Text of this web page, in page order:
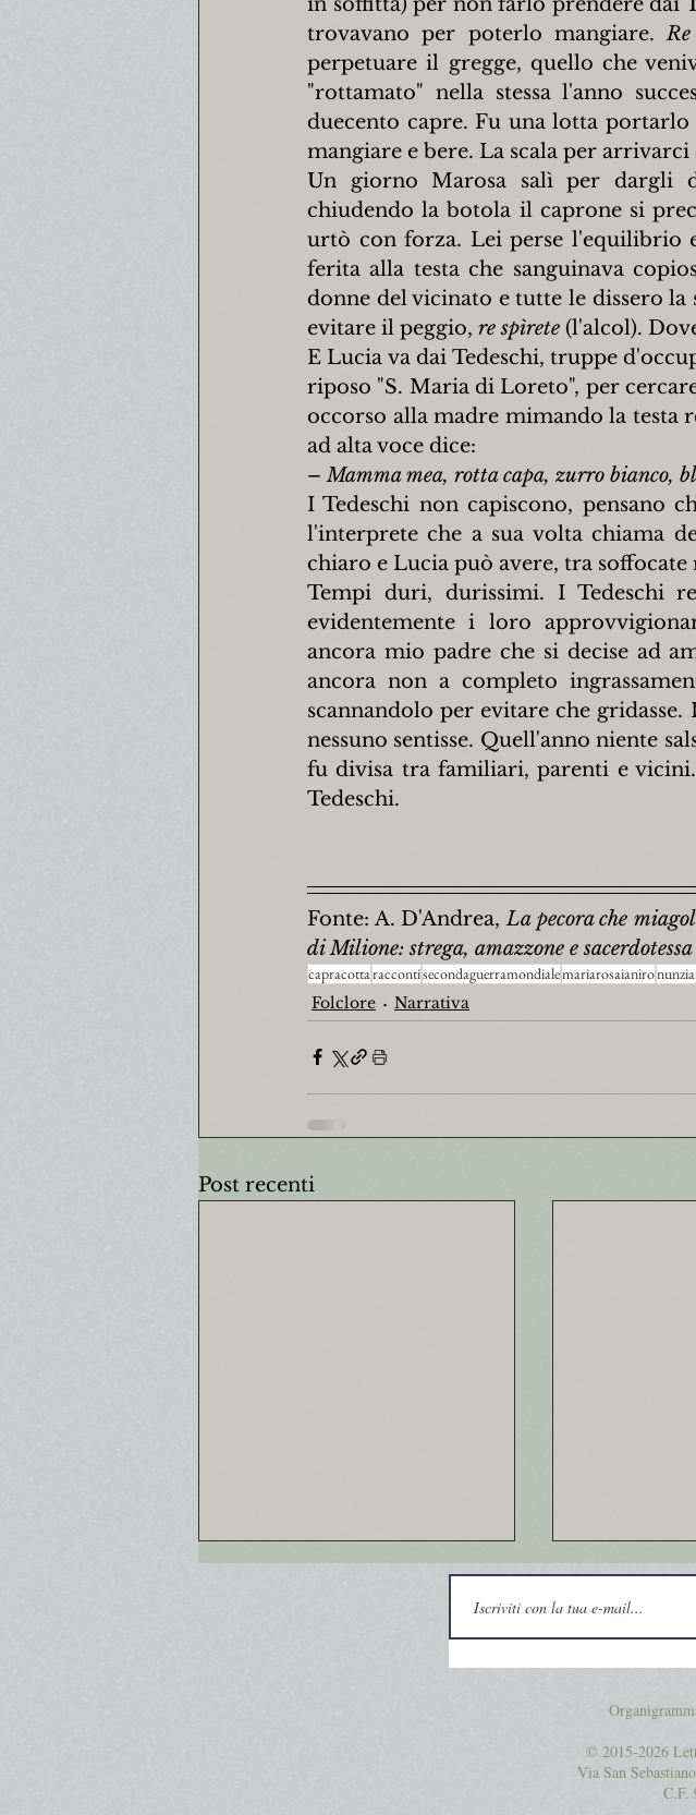
trovavano per poterlo mangiare.
perpetuare il gregge, quello che
"rottamato" nella stessa l'anno
duecento capre. Fu una lotta
mangiare e bere. La scala per
Un giorno Marosa salì per dargli
chiudendo la botola il caprone si
urtò con forza. Lei perse l'equilibrio
ferita alla testa che sanguinava
donne del vicinato e tutte le dissero la
evitare il peggio, re spìrete (l'alcol).
E Lucia va dai Tedeschi, truppe
riposo "S. Maria di Loreto", per
occorso alla madre mimando la testa
ad alta voce dice:
– Mamma mea, rotta capa, zurro bianco,
I Tedeschi non capiscono, pensano
l'interprete che a sua volta chiama
chiaro e Lucia può avere, tra
Tempi duri, durissimi. I Tedeschi
evidentemente i loro
ancora mio padre che si decise ad
ancora non a completo
scannandolo per evitare che
nessuno sentisse. Quell'anno niente
fu divisa tra familiari, parenti e
Tedeschi.
Fonte: A. D'Andrea, La pecora che
di Milione: strega, amazzone e
capracottaraccontisecondaguerramondialemariarosaianiro
Folclore
Narrativa
Post recenti
Lucia
© 2015-2026
Via San
C.F.